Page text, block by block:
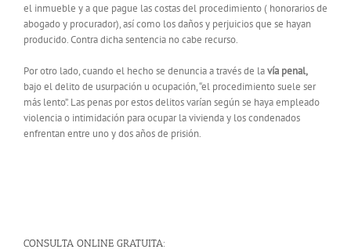
el inmueble y a que pague las costas del procedimiento ( honorarios de
abogado y procurador), así como los daños y perjuicios que se hayan
producido. Contra dicha sentencia no cabe recurso.
Por otro lado, cuando el hecho se denuncia a través de lavía penal,
bajo el delito de usurpación u ocupación, “el procedimiento suele ser
más lento”. Las penas por estos delitos varían según se haya empleado
violencia o intimidación para ocupar la vivienda y los condenados
enfrentan entre uno y dos años de prisión.
CONSULTA ONLINE GRATUITA: